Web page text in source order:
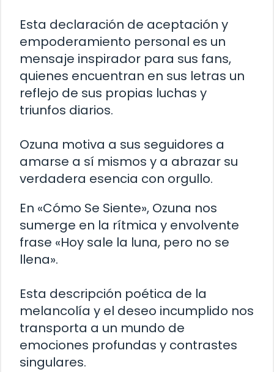
Esta declaración de aceptación y
empoderamiento personal es un
mensaje inspirador para sus fans,
quienes encuentran en sus letras un
reflejo de sus propias luchas y
triunfos diarios.
Ozuna motiva a sus seguidores a
amarse a sí mismos y a abrazar su
verdadera esencia con orgullo.
En «Cómo Se Siente», Ozuna nos
sumerge en la rítmica y envolvente
frase «Hoy sale la luna, pero no se
llena».
Esta descripción poética de la
melancolía y el deseo incumplido nos
transporta a un mundo de
emociones profundas y contrastes
singulares.